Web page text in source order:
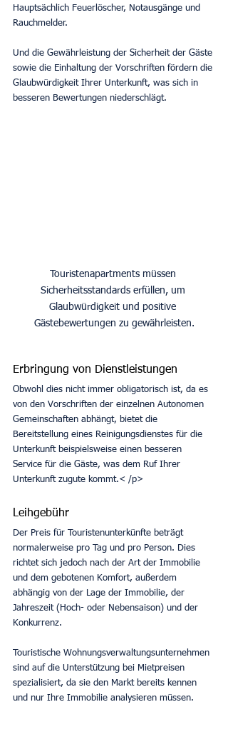
Hauptsächlich Feuerlöscher, Notausgänge und
Rauchmelder.
Und die Gewährleistung der Sicherheit der Gäste
sowie die Einhaltung der Vorschriften fördern die
Glaubwürdigkeit Ihrer Unterkunft, was sich in
besseren Bewertungen niederschlägt.
Touristenapartments müssen
Sicherheitsstandards erfüllen, um
Glaubwürdigkeit und positive
Gästebewertungen zu gewährleisten.
Erbringung von Dienstleistungen
Obwohl dies nicht immer obligatorisch ist, da es
von den Vorschriften der einzelnen Autonomen
Gemeinschaften abhängt, bietet die
Bereitstellung eines Reinigungsdienstes für die
Unterkunft beispielsweise einen besseren
Service für die Gäste, was dem Ruf Ihrer
Unterkunft zugute kommt.< /p>
Leihgebühr
Der Preis für Touristenunterkünfte beträgt
normalerweise pro Tag und pro Person. Dies
richtet sich jedoch nach der Art der Immobilie
und dem gebotenen Komfort, außerdem
abhängig von der Lage der Immobilie, der
Jahreszeit (Hoch- oder Nebensaison) und der
Konkurrenz.
Touristische Wohnungsverwaltungsunternehmen
sind auf die Unterstützung bei Mietpreisen
spezialisiert, da sie den Markt bereits kennen
und nur Ihre Immobilie analysieren müssen.